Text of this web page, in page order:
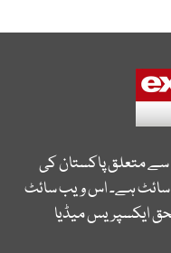
سے متعلق پاکستان کی
سائٹ ہے۔ اس ویب سائٹ
ایکسپریس میڈیا